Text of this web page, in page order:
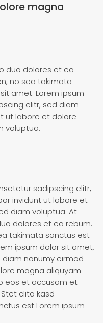
magna
duo dolores et ea
no sea takimata
amet. Lorem ipsum
elitr, sed diam
ut labore et dolore
voluptua.
sadipscing elitr,
invidunt ut labore et
diam voluptua. At
dolores et ea rebum.
takimata sanctus est
ipsum dolor sit amet,
nonumy eirmod
magna aliquyam
eos et accusam et
clita kasd
est Lorem ipsum